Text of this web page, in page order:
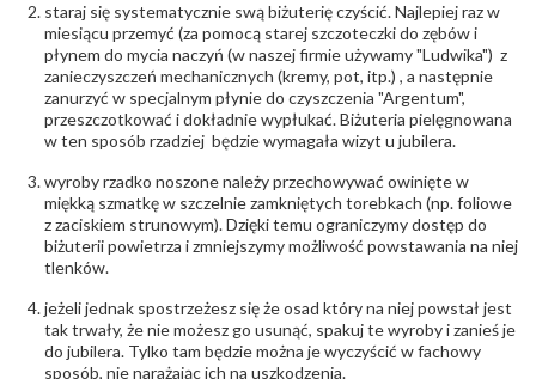
staraj się systematycznie swą biżuterię czyścić. Najlepiej raz w
miesiącu przemyć (za pomocą starej szczoteczki do zębów i
płynem do mycia naczyń (w naszej firmie używamy "Ludwika") z
zanieczyszczeń mechanicznych (kremy, pot, itp.) , a następnie
zanurzyć w specjalnym płynie do czyszczenia "Argentum",
przeszczotkować i dokładnie wypłukać. Biżuteria pielęgnowana
w ten sposób rzadziej będzie wymagała wizyt u jubilera.
wyroby rzadko noszone należy przechowywać owinięte w
miękką szmatkę w szczelnie zamkniętych torebkach (np. foliowe
z zaciskiem strunowym). Dzięki temu ograniczymy dostęp do
biżuterii powietrza i zmniejszymy możliwość powstawania na niej
tlenków.
jeżeli jednak spostrzeżesz się że osad który na niej powstał jest
tak trwały, że nie możesz go usunąć, spakuj te wyroby i zanieś je
do jubilera. Tylko tam będzie można je wyczyścić w fachowy
sposób, nie narażając ich na uszkodzenia.